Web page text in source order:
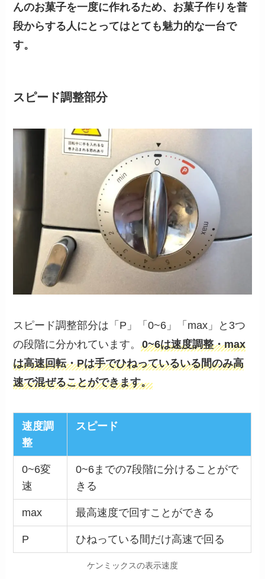
んのお菓子を一度に作れるため、お菓子作りを普
段からする人にとってはとても魅力的な一台で
す。
スピード調整部分
スピード調整部分は「P」「0~6」「max」と3つ
の段階に分かれています。0~6は速度調整・max
は高速回転・Pは手でひねっているいる間のみ高
速で混ぜることができます。
速度調
整
スピード
0~6変
速
0~6までの7段階に分けることがで
きる
max 最高速度で回すことができる
P ひねっている間だけ高速で回る
ケンミックスの表示速度